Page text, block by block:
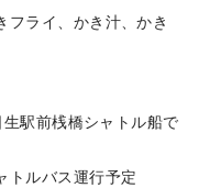
フライ、かき汁、かき
駅前桟橋シャトル船で
トルバス運行予定